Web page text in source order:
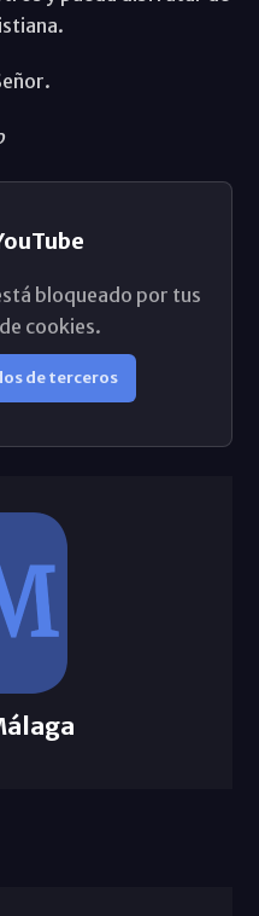
bloqueado por tus
cookies.
de terceros